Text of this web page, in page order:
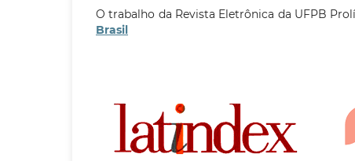
O trabalho da Revista Eletrônica da UFPB
Brasil